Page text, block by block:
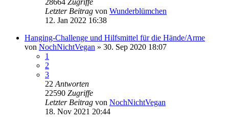
Letzter Beitrag von Wunderblümchen
12. Jan 2022 16:38
Hanging-Challenge und Hilfsmittel für die Hände/Arme
von NochNichtVegan » 30. Sep 2020 18:07
1
2
3
22 Antworten
22590 Zugriffe
Letzter Beitrag von NochNichtVegan
18. Nov 2021 20:44